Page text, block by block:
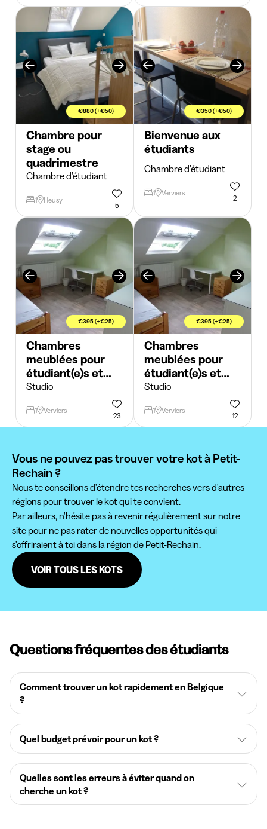
€880 (+€50)
Chambre pour
stage ou
quadrimestre
Chambre d'étudiant
1 Heusy
5
€350 (+€50)
Bienvenue aux
étudiants
Chambre d'étudiant
1 Verviers
2
€395 (+€25)
Chambres
meublées pour
étudiant(e)s et
stagiaires
Studio
1 Verviers
23
€395 (+€25)
Chambres
meublées pour
étudiant(e)s et
stagiaires
Studio
1 Verviers
12
Vous ne pouvez pas trouver votre kot à Petit-
Rechain ?
Nous te conseillons d'étendre tes recherches vers d'autres
régions pour trouver le kot qui te convient.
Par ailleurs, n'hésite pas à revenir régulièrement sur notre
site pour ne pas rater de nouvelles opportunités qui
s'offriraient à toi dans la région de Petit-Rechain.
VOIR TOUS LES KOTS
Questions fréquentes des étudiants
Comment trouver un kot rapidement en Belgique
?
Quel budget prévoir pour un kot ?
Quelles sont les erreurs à éviter quand on
cherche un kot ?